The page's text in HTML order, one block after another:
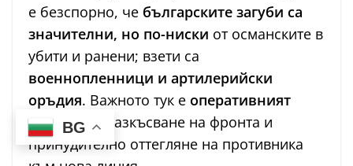
е безспорно, че българските загуби са
значителни, но по-ниски от османските в
убити и ранени; взети са
военнопленници и артилерийски
оръдия. Важното тук е оперативният
резултат – разкъсване на фронта и
принудително оттегляне на противника
BG